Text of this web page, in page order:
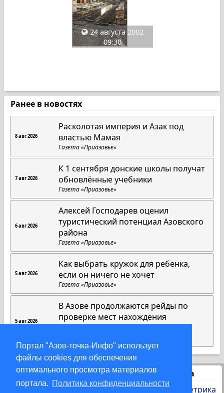
Портал "Азов-точка-Инфо" использует
файлы cookies для обеспечения
оптимального просмотра материалов
портала. Политика конфиденциальности
24 августа 2002
09:30
Ранее в новостях
8 авг 2026
Расколотая империя и Азак под
властью Мамая
Газета «Приазовье»
7 авг 2026
К 1 сентября донские школы получат
обновлённые учебники
Газета «Приазовье»
6 авг 2026
Алексей Господарев оценил
туристический потенциал Азовского
района
Газета «Приазовье»
5 авг 2026
Как выбрать кружок для ребёнка,
если он ничего не хочет
Газета «Приазовье»
5 авг 2026
В Азове продолжаются рейды по
проверке мест нахождения
несовершеннолетних
Статистика